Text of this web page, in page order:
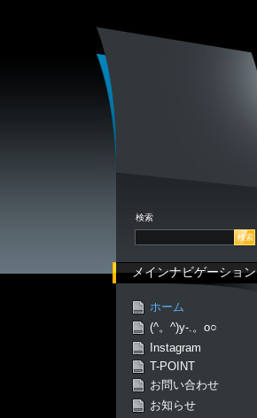
検索
メインナビゲーション
ホーム
(^。^)y-.。o○
Instagram
T-POINT
お問い合わせ
お知らせ